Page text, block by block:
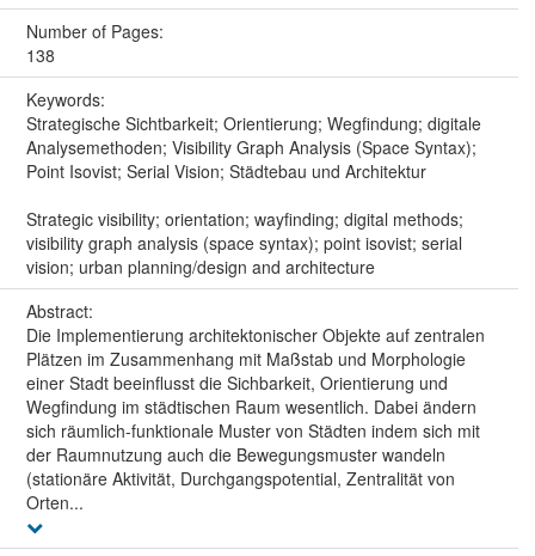
Number of Pages:
138
Keywords:
Strategische Sichtbarkeit; Orientierung; Wegfindung; digitale
Analysemethoden; Visibility Graph Analysis (Space Syntax);
Point Isovist; Serial Vision; Städtebau und Architektur
Strategic visibility; orientation; wayfinding; digital methods;
visibility graph analysis (space syntax); point isovist; serial
vision; urban planning/design and architecture
Abstract:
Die Implementierung architektonischer Objekte auf zentralen
Plätzen im Zusammenhang mit Maßstab und Morphologie
einer Stadt beeinflusst die Sichbarkeit, Orientierung und
Wegfindung im städtischen Raum wesentlich. Dabei ändern
sich räumlich-funktionale Muster von Städten indem sich mit
der Raumnutzung auch die Bewegungsmuster wandeln
(stationäre Aktivität, Durchgangspotential, Zentralität von
Orten...